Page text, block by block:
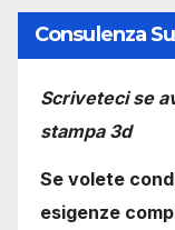
Consulenza
Scriveteci se
stampa 3d
Se volete
esigenze